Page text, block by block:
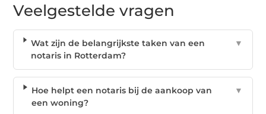
Veelgestelde vragen
Wat zijn de belangrijkste taken van een
notaris in Rotterdam?
▼
Hoe helpt een notaris bij de aankoop van
een woning?
▼